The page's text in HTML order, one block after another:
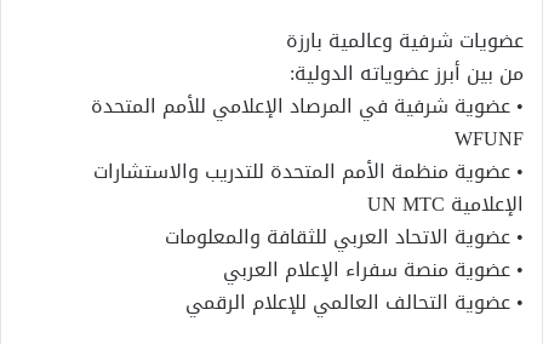
عضويات شرفية وعالمية بارزة
من بين أبرز عضوياته الدولية:
• عضوية شرفية في المرصاد الإعلامي للأمم المتحدة
WFUNF
• عضوية منظمة الأمم المتحدة للتدريب والاستشارات
الإعلامية UN MTC
• عضوية الاتحاد العربي للثقافة والمعلومات
• عضوية منصة سفراء الإعلام العربي
• عضوية التحالف العالمي للإعلام الرقمي